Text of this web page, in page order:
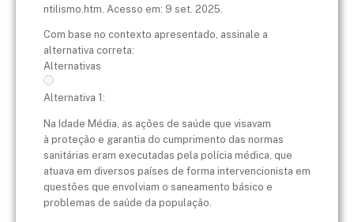
ntilismo.htm. Acesso em: 9 set. 2025.
Com base no contexto apresentado, assinale a
alternativa correta:
Alternativas
Alternativa 1:
Na Idade Média, as ações de saúde que visavam
à proteção e garantia do cumprimento das normas
sanitárias eram executadas pela polícia médica, que
atuava em diversos países de forma intervencionista em
questões que envolviam o saneamento básico e
problemas de saúde da população.